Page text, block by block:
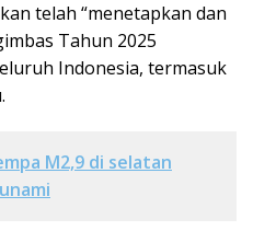
telah “menetapkan dan
Tahun 2025
Indonesia, termasuk
M2,9 di selatan